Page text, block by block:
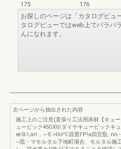
175
176
お探しのページは「カタログビュ
タログビューではweb上でパラパ
んになれます。
左ページから抽出された内容
施工上のご注意(直張り工法用床材【キュ
ューピック45GXII/ダイヤキューピックキ
æ5l:l;arr，~-E.=tIii!'C昌置l'P!a四亘翫..nn.-
~阻・マモルタル下地町場合、モルタル施